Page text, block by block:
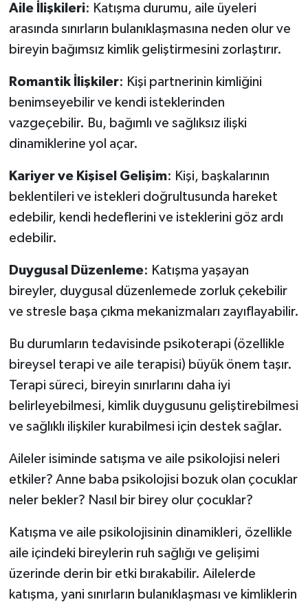
Aile İlişkileri: Katışma durumu, aile üyeleri
arasında sınırların bulanıklaşmasına neden olur ve
bireyin bağımsız kimlik geliştirmesini zorlaştırır.
Romantik İlişkiler: Kişi partnerinin kimliğini
benimseyebilir ve kendi isteklerinden
vazgeçebilir. Bu, bağımlı ve sağlıksız ilişki
dinamiklerine yol açar.
Kariyer ve Kişisel Gelişim: Kişi, başkalarının
beklentileri ve istekleri doğrultusunda hareket
edebilir, kendi hedeflerini ve isteklerini göz ardı
edebilir.
Duygusal Düzenleme: Katışma yaşayan
bireyler, duygusal düzenlemede zorluk çekebilir
ve stresle başa çıkma mekanizmaları zayıflayabilir.
Bu durumların tedavisinde psikoterapi (özellikle
bireysel terapi ve aile terapisi) büyük önem taşır.
Terapi süreci, bireyin sınırlarını daha iyi
belirleyebilmesi, kimlik duygusunu geliştirebilmesi
ve sağlıklı ilişkiler kurabilmesi için destek sağlar.
Aileler isiminde satışma ve aile psikolojisi neleri
etkiler? Anne baba psikolojisi bozuk olan çocuklar
neler bekler? Nasıl bir birey olur çocuklar?
Katışma ve aile psikolojisinin dinamikleri, özellikle
aile içindeki bireylerin ruh sağlığı ve gelişimi
üzerinde derin bir etki bırakabilir. Ailelerde
katışma, yani sınırların bulanıklaşması ve kimliklerin